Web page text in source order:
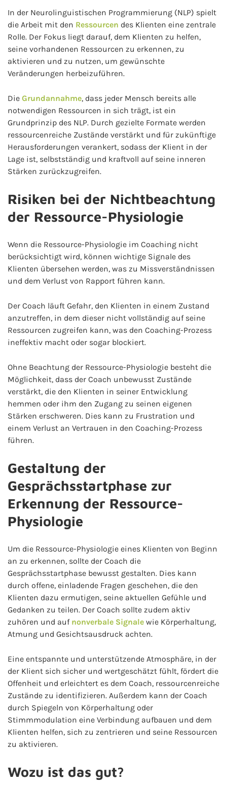
In der Neurolinguistischen Programmierung (NLP) spielt
die Arbeit mit den Ressourcen des Klienten eine zentrale
Rolle. Der Fokus liegt darauf, dem Klienten zu helfen,
seine vorhandenen Ressourcen zu erkennen, zu
aktivieren und zu nutzen, um gewünschte
Veränderungen herbeizuführen.
Die Grundannahme, dass jeder Mensch bereits alle
notwendigen Ressourcen in sich trägt, ist ein
Grundprinzip des NLP. Durch gezielte Formate werden
ressourcenreiche Zustände verstärkt und für zukünftige
Herausforderungen verankert, sodass der Klient in der
Lage ist, selbstständig und kraftvoll auf seine inneren
Stärken zurückzugreifen.
Risiken bei der Nichtbeachtung
der Ressource-Physiologie
Wenn die Ressource-Physiologie im Coaching nicht
berücksichtigt wird, können wichtige Signale des
Klienten übersehen werden, was zu Missverständnissen
und dem Verlust von Rapport führen kann.
Der Coach läuft Gefahr, den Klienten in einem Zustand
anzutreffen, in dem dieser nicht vollständig auf seine
Ressourcen zugreifen kann, was den Coaching-Prozess
ineffektiv macht oder sogar blockiert.
Ohne Beachtung der Ressource-Physiologie besteht die
Möglichkeit, dass der Coach unbewusst Zustände
verstärkt, die den Klienten in seiner Entwicklung
hemmen oder ihm den Zugang zu seinen eigenen
Stärken erschweren. Dies kann zu Frustration und
einem Verlust an Vertrauen in den Coaching-Prozess
führen.
Gestaltung der
Gesprächsstartphase zur
Erkennung der Ressource-
Physiologie
Um die Ressource-Physiologie eines Klienten von Beginn
an zu erkennen, sollte der Coach die
Gesprächsstartphase bewusst gestalten. Dies kann
durch offene, einladende Fragen geschehen, die den
Klienten dazu ermutigen, seine aktuellen Gefühle und
Gedanken zu teilen. Der Coach sollte zudem aktiv
zuhören und auf nonverbale Signale wie Körperhaltung,
Atmung und Gesichtsausdruck achten.
Eine entspannte und unterstützende Atmosphäre, in der
der Klient sich sicher und wertgeschätzt fühlt, fördert die
Offenheit und erleichtert es dem Coach, ressourcenreiche
Zustände zu identifizieren. Außerdem kann der Coach
durch Spiegeln von Körperhaltung oder
Stimmmodulation eine Verbindung aufbauen und dem
Klienten helfen, sich zu zentrieren und seine Ressourcen
zu aktivieren.
Wozu ist das gut?